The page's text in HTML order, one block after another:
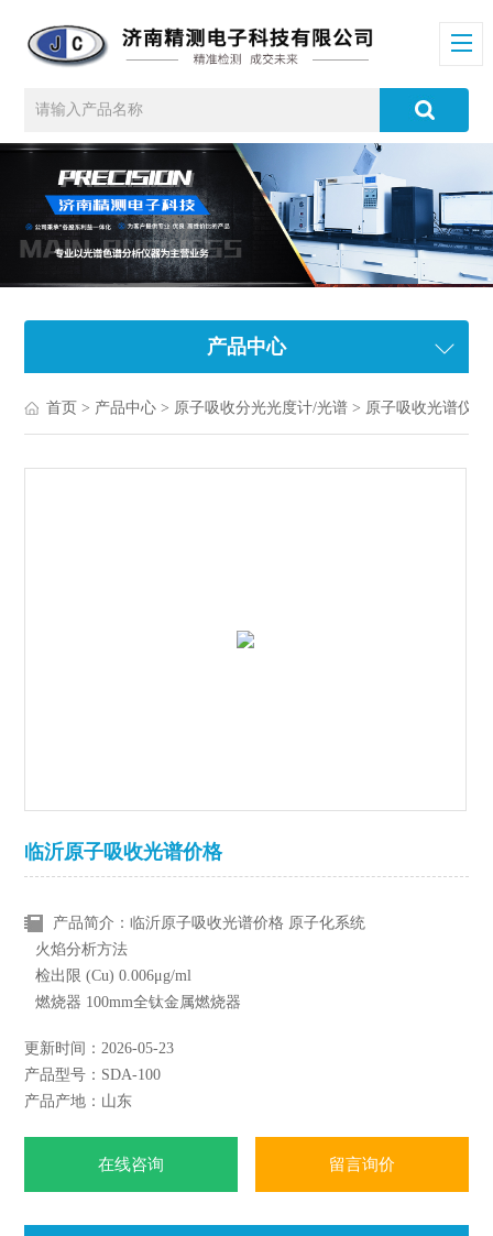
产品中心
首页 > 产品中心 > 原子吸收分光光度计/光谱 > 原子吸收光谱仪
临沂原子吸收光谱价格
产品简介：临沂原子吸收光谱价格 原子化系统
火焰分析方法
检出限 (Cu) 0.006μg/ml
燃烧器 100mm全钛金属燃烧器
喷雾器 金属套高效玻璃喷雾器
雾化室 耐腐蚀全塑雾化室
安全措施 具有多种自动安全保护功能，乙炔漏气报警、自动关
闭系统
更新时间：2026-05-23
产品型号：SDA-100
产品产地：山东
在线咨询 留言询价